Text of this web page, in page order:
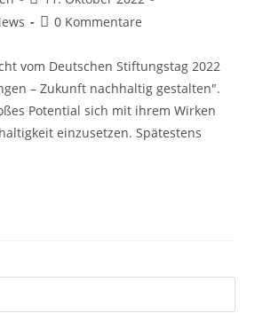
0 Kommentare
vom Deutschen Stiftungstag 2022
– Zukunft nachhaltig gestalten".
Potential sich mit ihrem Wirken
einzusetzen. Spätestens